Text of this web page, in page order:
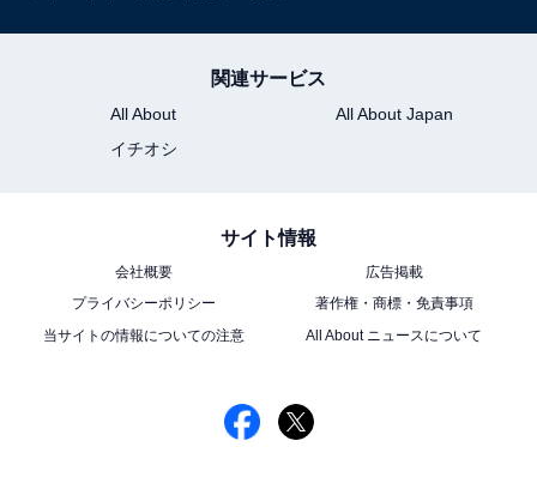
関連サービス
All About
All About Japan
イチオシ
サイト情報
会社概要
広告掲載
プライバシーポリシー
著作権・商標・免責事項
当サイトの情報についての注意
All About ニュースについて